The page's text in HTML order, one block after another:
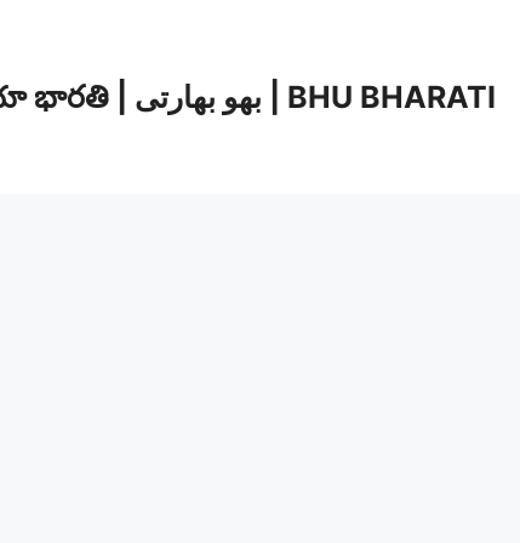
భూ భారతి | بھو بھارتی | BHU BHARATI